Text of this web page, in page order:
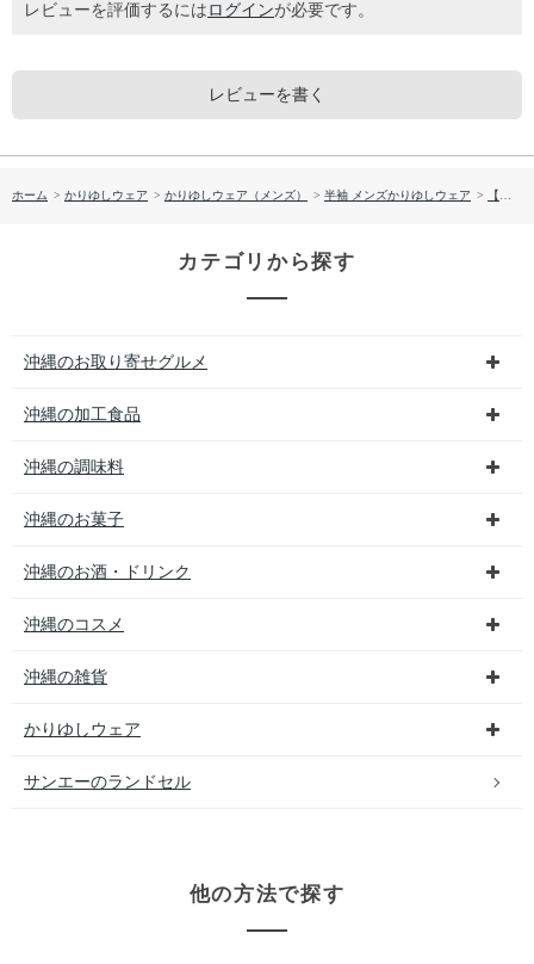
レビューを評価するには ログインが必要です。
レビューを書く
ホーム > かりゆしウェア > かりゆしウェア（メンズ） > 半袖 メンズかりゆしウェア > 【送料無料】形態安定 ツツジカラー柄 かりゆしウェアP1025-01
カテゴリから探す
沖縄のお取り寄せグルメ
沖縄の加工食品
沖縄の調味料
沖縄のお菓子
沖縄のお酒・ドリンク
沖縄のコスメ
沖縄の雑貨
かりゆしウェア
サンエーのランドセル
他の方法で探す